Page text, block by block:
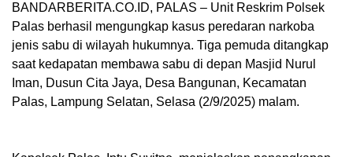
BANDARBERITA.CO.ID, PALAS – Unit Reskrim Polsek
Palas berhasil mengungkap kasus peredaran narkoba
jenis sabu di wilayah hukumnya. Tiga pemuda ditangkap
saat kedapatan membawa sabu di depan Masjid Nurul
Iman, Dusun Cita Jaya, Desa Bangunan, Kecamatan
Palas, Lampung Selatan, Selasa (2/9/2025) malam.